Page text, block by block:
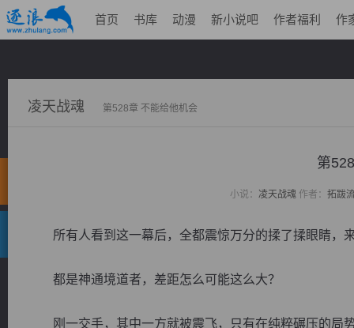
首页 书库 动漫 新小说吧 作者福利 作
凌天战魂 第528章 不能给他机会
第
小说： 凌天战魂作者： 拓跋
所有人看到这一幕后，全都震惊万分的揉了揉眼睛，
都是神通境道者，差距怎么可能这么大？
刚一交手，其中一方就被震飞，只有在纯粹碾压的局